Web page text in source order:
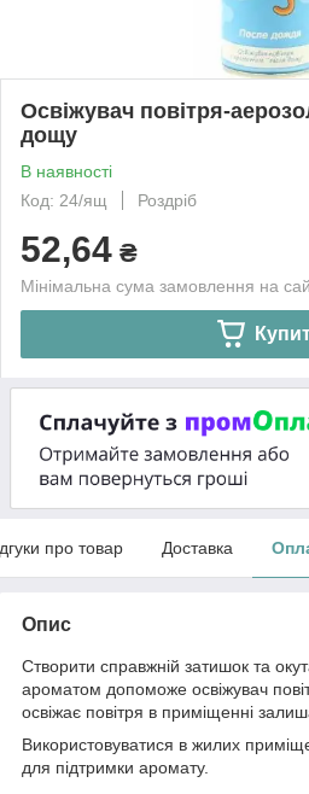
Освіжувач повітря-
дощу
В наявності
Код: 24/ящ
Роздріб
52,64 ₴
Мінімальна сума замовлення на
про товар Доставка
Опис
Створити справжній затишок та
ароматом допоможе освіжувач
освіжає повітря в приміщенні
Використовуватися в жилих
для підтримки аромату.